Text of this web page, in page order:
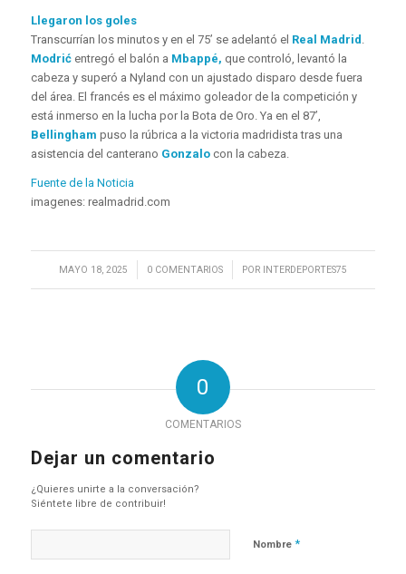
Llegaron los goles
Transcurrían los minutos y en el 75’ se adelantó el Real Madrid .
Modrić entregó el balón a Mbappé, que controló, levantó la
cabeza y superó a Nyland con un ajustado disparo desde fuera
del área. El francés es el máximo goleador de la competición y
está inmerso en la lucha por la Bota de Oro. Ya en el 87’,
Bellingham puso la rúbrica a la victoria madridista tras una
asistencia del canterano Gonzalo con la cabeza.
Fuente de la Noticia
imagenes: realmadrid.com
MAYO 18, 2025
/ 0 COMENTARIOS
/ POR INTERDEPORTES75
0
COMENTARIOS
Dejar un comentario
¿Quieres unirte a la conversación?
Siéntete libre de contribuir!
Nombre *